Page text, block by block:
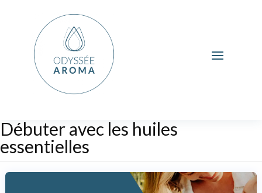
Débuter avec les huiles
essentielles